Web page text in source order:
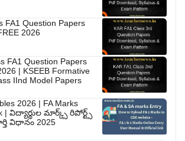
FA1 Question Papers
2026
FA1 Question Papers
| KSEEB Formative
IInd Model Papers
2026 | FA Marks
| విద్యార్థుల మార్క్స్ రిపోర్ట్స్
విధానం 2025